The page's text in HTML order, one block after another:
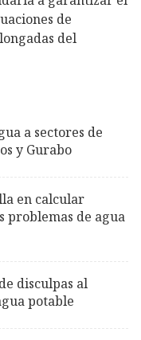
de
del
a sectores de
y Gurabo
en calcular
problemas de agua
disculpas al
potable